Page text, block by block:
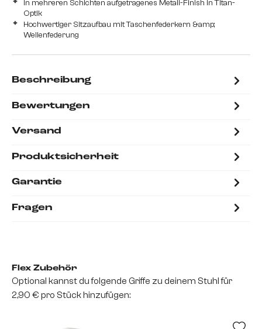
In mehreren Schichten aufgetragenes Metall-Finish in Titan-
Optik
Hochwertiger Sitzaufbau mit Taschenfederkern &amp;
Wellenfederung
Beschreibung
Bewertungen
Versand
Produktsicherheit
Garantie
Fragen
Flex Zubehör
Optional kannst du folgende Griffe zu deinem Stuhl für
2,90 € pro Stück hinzufügen: